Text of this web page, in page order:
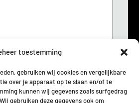
toestemming
gebruiken wij cookies en vergelijkbare
over je apparaat op te slaan en/of te
kunnen wij gegevens zoals surfgedrag
gebruiken deze gegevens ook om
in dat deze site mijn
opslaat zodat zij op